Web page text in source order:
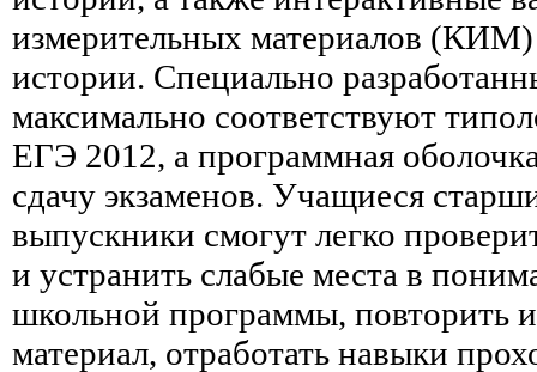
измерительных материалов
истории. Специально
максимально соответствуют
ЕГЭ 2012, а программная
сдачу экзаменов. Учащиеся
выпускники смогут легко
и устранить слабые места в
школьной программы, повторить
материал, отработать навыки